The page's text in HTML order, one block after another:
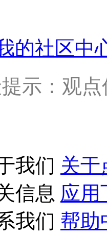
的社区中
示：观
我们 关于
信息 应用
我们 帮助